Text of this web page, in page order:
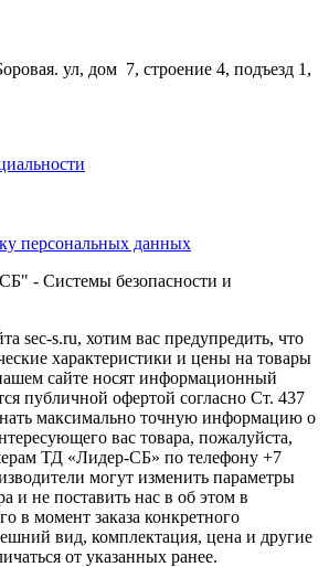
ул, дом 7, строение 4, подъезд 1,
персональных данных
- Системы безопасности и
sec-s.ru, хотим вас предупредить, что
характеристики и цены на товары
сайте носят информационный
публичной офертой согласно Ст. 437
максимально точную информацию о
вас товара, пожалуйста,
ТД «Лидер-СБ» по телефону +7
могут изменить параметры
и не поставить нас в об этом в
в момент заказа конкретного
вид, комплектация, цена и другие
от указанных ранее.